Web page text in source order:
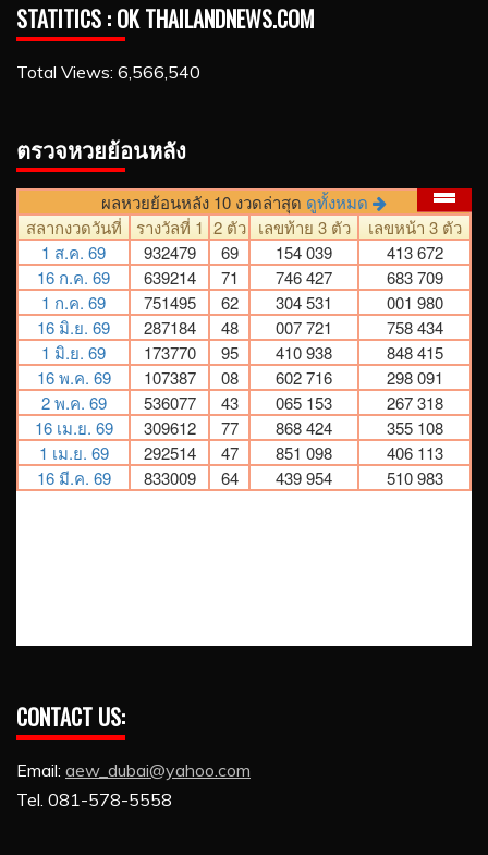
STATITICS : OK THAILANDNEWS.COM
Total Views: 6,566,540
ตรวจหวยย้อนหลัง
CONTACT US:
Email: aew_dubai@yahoo.com
Tel. 081-578-5558